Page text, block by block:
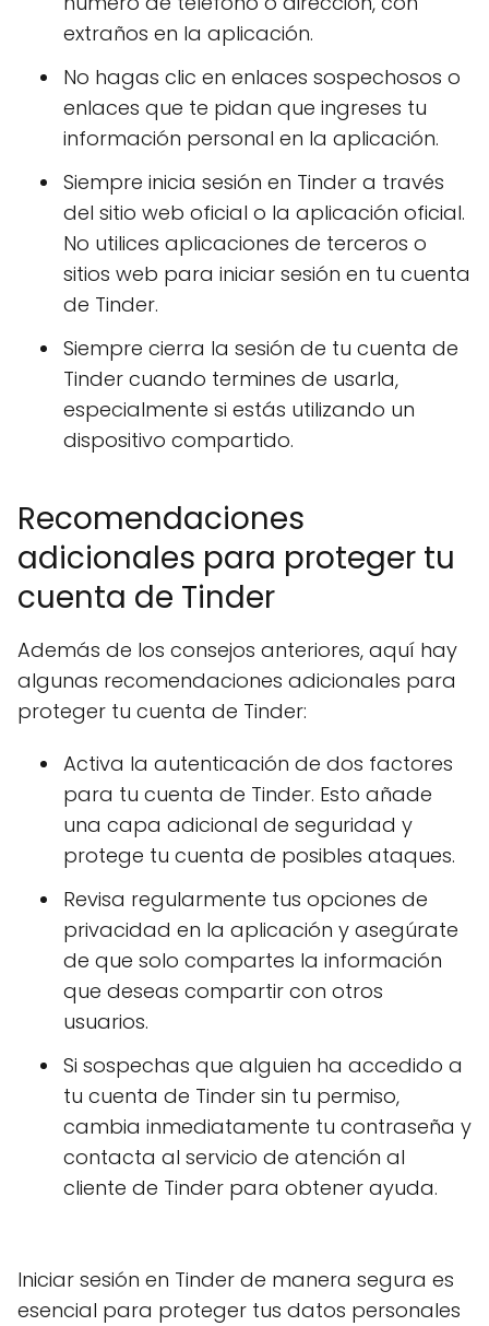
extraños en la aplicación.
No hagas clic en enlaces sospechosos o
enlaces que te pidan que ingreses tu
información personal en la aplicación.
Siempre inicia sesión en Tinder a través
del sitio web oficial o la aplicación oficial.
No utilices aplicaciones de terceros o
sitios web para iniciar sesión en tu cuenta
de Tinder.
Siempre cierra la sesión de tu cuenta de
Tinder cuando termines de usarla,
especialmente si estás utilizando un
dispositivo compartido.
Recomendaciones
adicionales para proteger tu
cuenta de Tinder
Además de los consejos anteriores, aquí hay
algunas recomendaciones adicionales para
proteger tu cuenta de Tinder:
Activa la autenticación de dos factores
para tu cuenta de Tinder. Esto añade
una capa adicional de seguridad y
protege tu cuenta de posibles ataques.
Revisa regularmente tus opciones de
privacidad en la aplicación y asegúrate
de que solo compartes la información
que deseas compartir con otros
usuarios.
Si sospechas que alguien ha accedido a
tu cuenta de Tinder sin tu permiso,
cambia inmediatamente tu contraseña y
contacta al servicio de atención al
cliente de Tinder para obtener ayuda.
Iniciar sesión en Tinder de manera segura es
esencial para proteger tus datos personales